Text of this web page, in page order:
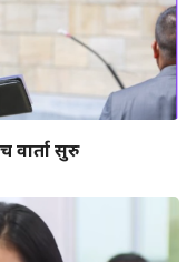
वार्ता सुरु